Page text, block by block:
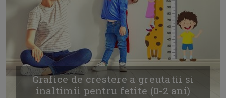
Grafice de crestere a greutatii si
inaltimii pentru fetite (0-2 ani)